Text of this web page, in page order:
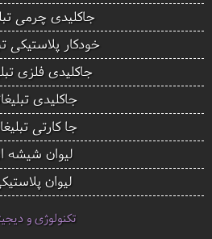
جاکلیدی چرمی
خودکار پلاستیکی
جاکلیدی فلزی
جاکلیدی
جا کارتی
لیوان شیشه
لیوان
تکنولوژی و